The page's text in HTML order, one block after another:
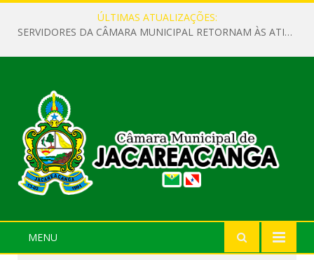
ÚLTIMAS ATUALIZAÇÕES:
SERVIDORES DA CÂMARA MUNICIPAL RETORNAM ÀS ATIVIDADES APÓS O RECESSO PARLAMENTAR
MENU